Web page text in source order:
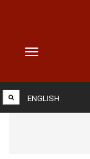
Toggle
ENGLISH